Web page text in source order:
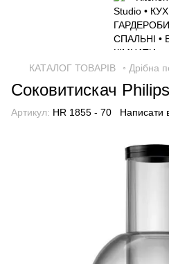
КАТАЛОГ ТОВАРІВ ◦ Дрібна
Соковитискач
Артикул: HR 1855 - 70 Написати